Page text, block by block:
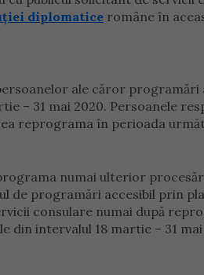
diplomatice române în
ale căror programări
– 31 mai 2020. Persoanele
reprograma în perioada
numai ulterior
de programări accesibil prin
consulare numai după
intervalul 18 martie – 31 mai